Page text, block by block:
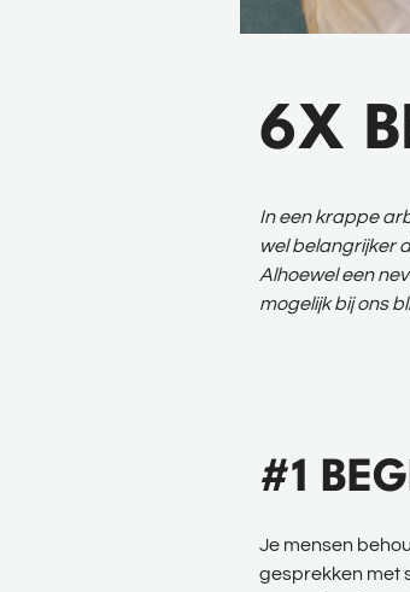
6X
In een krappe
wel belangrijker
Alhoewel een
mogelijk bij ons
#1
Je mensen
gesprekken met